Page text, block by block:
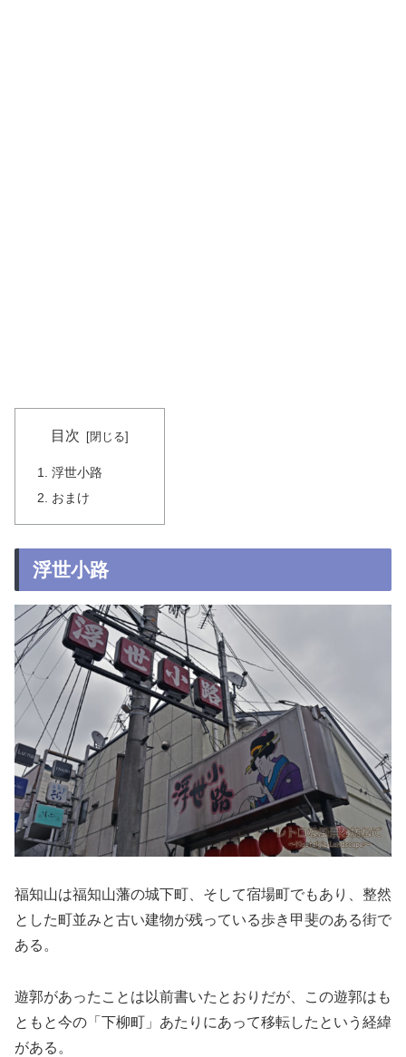
目次
浮世小路
おまけ
浮世小路
福知山は福知山藩の城下町、そして宿場町でもあり、整然
とした町並みと古い建物が残っている歩き甲斐のある街で
ある。
遊郭があったことは以前書いたとおりだが、この遊郭はも
ともと今の「下柳町」あたりにあって移転したという経緯
がある。